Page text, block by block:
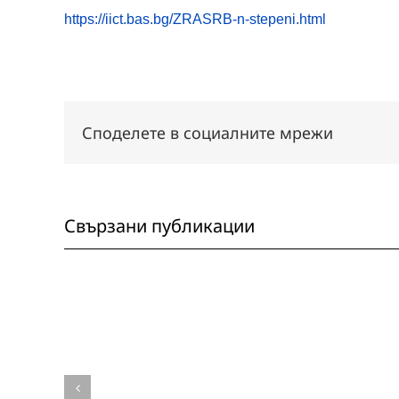
https://iict.bas.bg/ZRASRB-n-stepeni.html
Споделете в социалните мрежи
Свързани публикации